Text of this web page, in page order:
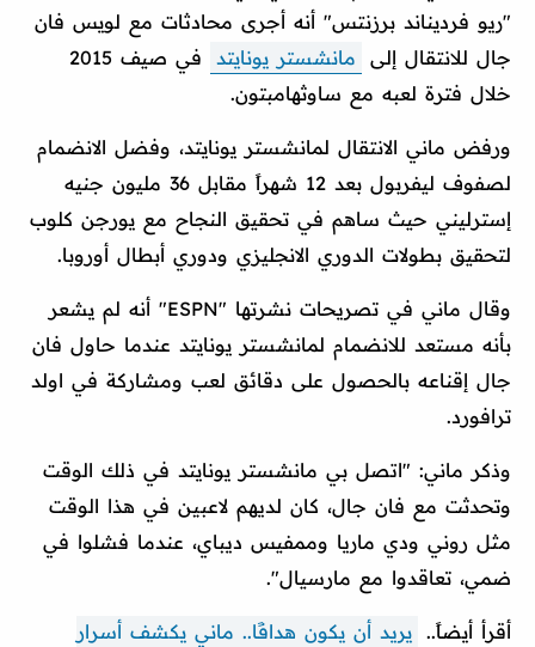
"ريو فرديناند برزنتس" أنه أجرى محادثات مع لويس فان
جال للانتقال إلى
مانشستر يونايتد
في صيف 2015
خلال فترة لعبه مع ساوثهامبتون.
ورفض ماني الانتقال لمانشستر يونايتد، وفضل الانضمام
لصفوف ليفربول بعد 12 شهراً مقابل 36 مليون جنيه
إسترليني حيث ساهم في تحقيق النجاح مع يورجن كلوب
لتحقيق بطولات الدوري الانجليزي ودوري أبطال أوروبا.
وقال ماني في تصريحات نشرتها "ESPN" أنه لم يشعر
بأنه مستعد للانضمام لمانشستر يونايتد عندما حاول فان
جال إقناعه بالحصول على دقائق لعب ومشاركة في اولد
ترافورد.
وذكر ماني: "اتصل بي مانشستر يونايتد في ذلك الوقت
وتحدثت مع فان جال، كان لديهم لاعبين في هذا الوقت
مثل روني ودي ماريا وممفيس ديباي، عندما فشلوا في
ضمي، تعاقدوا مع مارسيال".
أقرأ أيضاً.. يريد أن يكون هدافًا.. ماني يكشف أسرار